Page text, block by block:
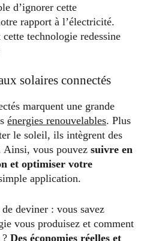
d’ignorer cette
rapport à l’électricité.
technologie redessine
solaires connectés
marquent une grande
énergies renouvelables. Plus
le soleil, ils intègrent des
vous pouvez suivre en
et optimiser votre
application.
deviner : vous savez
vous produisez et comment
Des économies réelles et